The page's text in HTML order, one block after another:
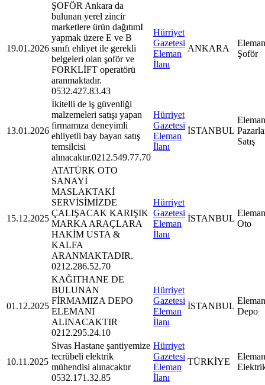
19.01.2026
ŞOFÖR Ankara da
bulunan yerel zincir
marketlere ürün dağıtımI
yapmak üzere E ve B
sınıfı ehliyet ile gerekli
belgeleri olan şoför ve
FORKLİFT operatörü
aranmaktadır.
0532.427.83.43
Hürriyet
Gazetesi
Eleman
İlanı
ANKARA
Şoför
13.01.2026
İkitelli de iş güvenliği
malzemeleri satışı yapan
firmamıza deneyimli
ehliyetli bay bayan satış
temsilcisi
alınacaktır.0212.549.77.70
Hürriyet
Gazetesi
Eleman
İlanı
İSTANBUL
Satış
15.12.2025
ATATÜRK OTO
SANAYİ
MASLAKTAKİ
SERVİSİMİZDE
ÇALIŞACAK KARIŞIK
MARKA ARAÇLARA
HAKİM USTA &
KALFA
ARANMAKTADIR.
0212.286.52.70
Hürriyet
Gazetesi
Eleman
İlanı
İSTANBUL
Oto
01.12.2025
KAĞITHANE DE
BULUNAN
FİRMAMIZA DEPO
ELEMANI
ALINACAKTIR
0212.295.24.10
Hürriyet
Gazetesi
Eleman
İlanı
İSTANBUL
Depo
10.11.2025
Sivas Hastane şantiyemize
tecrübeli elektrik
mühendisi alınacaktır
0532.171.32.85
Hürriyet
Gazetesi
Eleman
İlanı
TÜRKİYE